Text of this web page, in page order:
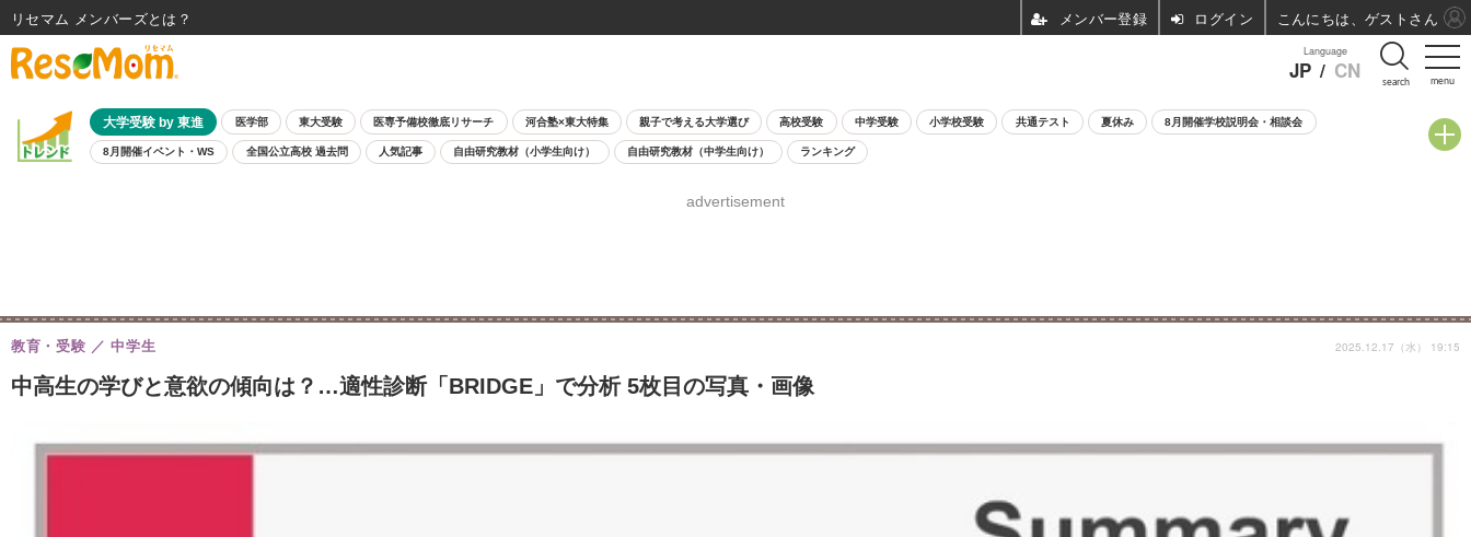
menu
Language
JP / CN search
大学受験 by 東進 医学部 東大受験 医専予備校徹底リサーチ 河合塾×東大特集 親子で考える大学選び 高校受験 中学受験 小学校受験 共通テスト 夏休み 8月開催学校説明会・相談会
8月開催イベント・WS 全国公立高校 過去問 人気記事 自由研究教材（小学生向け） 自由研究教材（中学生向け） ランキング
advertisement
中高生の学びと意欲の傾向は？…適性診断「BRIDGE」で分析 5枚目の写真・画像
教育・受験 中学生 2025.12.17（水） 19:15
リセマム メンバーズ ログイン こんにちは、ゲストさん